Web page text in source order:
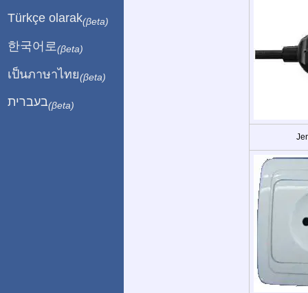
Türkçe olarak(βeta)
한국어로 (βeta)
เป็นภาษาไทย(βeta)
בעברית(βeta)